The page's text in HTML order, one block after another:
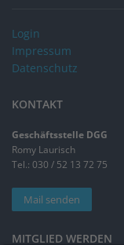
Login
Impressum
Datenschutz
KONTAKT
Geschäftsstelle DGG
Romy Laurisch
Tel.: 030 / 52 13 72 75
Mail senden
MITGLIED WERDEN